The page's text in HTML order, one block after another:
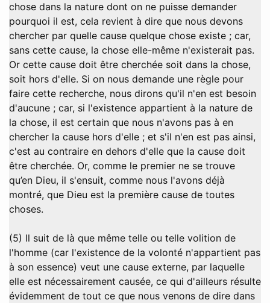
chose dans la nature dont on ne puisse demander
pourquoi il est, cela revient à dire que nous devons
chercher par quelle cause quelque chose existe ; car,
sans cette cause, la chose elle-même n'existerait pas.
Or cette cause doit être cherchée soit dans la chose,
soit hors d'elle. Si on nous demande une règle pour
faire cette recherche, nous dirons qu'il n'en est besoin
d'aucune ; car, si l'existence appartient à la nature de
la chose, il est certain que nous n'avons pas à en
chercher la cause hors d'elle ; et s'il n'en est pas ainsi,
c'est au contraire en dehors d'elle que la cause doit
être cherchée. Or, comme le premier ne se trouve
qu’en Dieu, il s'ensuit, comme nous l'avons déjà
montré, que Dieu est la première cause de toutes
choses.
(5) Il suit de là que même telle ou telle volition de
l'homme (car l'existence de la volonté n'appartient pas
à son essence) veut une cause externe, par laquelle
elle est nécessairement causée, ce qui d'ailleurs résulte
évidemment de tout ce que nous venons de dire dans